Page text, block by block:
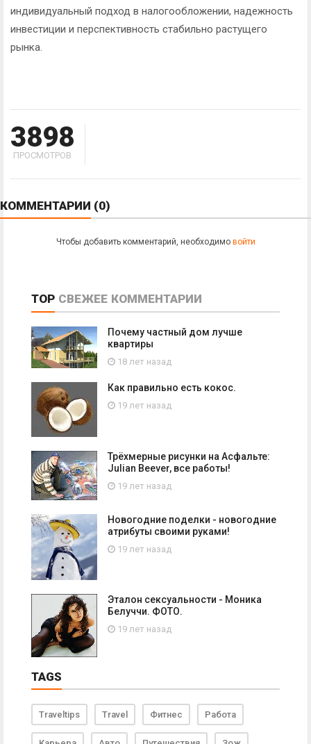
индивидуальный подход в налогообложении, надежность
инвестиции и перспективность стабильно растущего
рынка.
3898
ПРОСМОТРОВ
КОММЕНТАРИИ (0)
Чтобы добавить комментарий, необходимо войти
TOP СВЕЖЕЕ КОММЕНТАРИИ
Почему частный дом лучше
квартиры
18 лет назад
Как правильно есть кокос.
19 лет назад
Трёхмерные рисунки на Асфальте:
Julian Beever, все работы!
19 лет назад
Новогодние поделки - новогодние
атрибуты своими руками!
19 лет назад
Эталон сексуальности - Моника
Белуччи. ФОТО.
19 лет назад
TAGS
Traveltips Travel Фитнес Работа